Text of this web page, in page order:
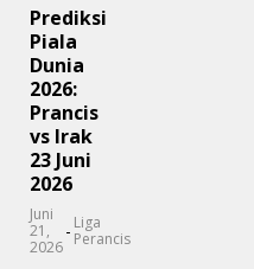
Prediksi
Piala
Dunia
2026:
Prancis
vs Irak
23 Juni
2026
Juni
21,
2026
- Liga
Perancis